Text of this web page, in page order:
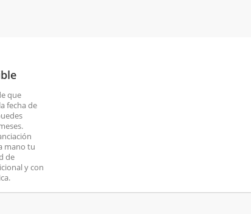
que
fecha de
mano tu
de
y con